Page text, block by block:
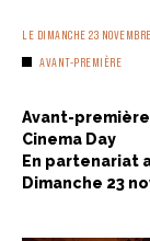
LE DIMANCHE 23
AVANT-PREMIÈRE
Avant-
Cinema Day
En partenariat
Dimanche 23